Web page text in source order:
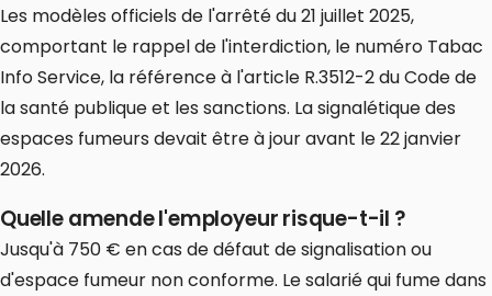
Les modèles officiels de l'arrêté du 21 juillet 2025,
comportant le rappel de l'interdiction, le numéro Tabac
Info Service, la référence à l'article R.3512-2 du Code de
la santé publique et les sanctions. La signalétique des
espaces fumeurs devait être à jour avant le 22 janvier
2026.
Quelle amende l'employeur risque-t-il ?
Jusqu'à 750 € en cas de défaut de signalisation ou
d'espace fumeur non conforme. Le salarié qui fume dans